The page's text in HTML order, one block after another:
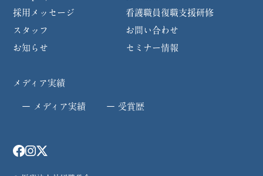
採用メッセージ
看護職員復職支援研修
スタッフ
お問い合わせ
お知らせ
セミナー情報
メディア実績
メディア実績 受賞歴